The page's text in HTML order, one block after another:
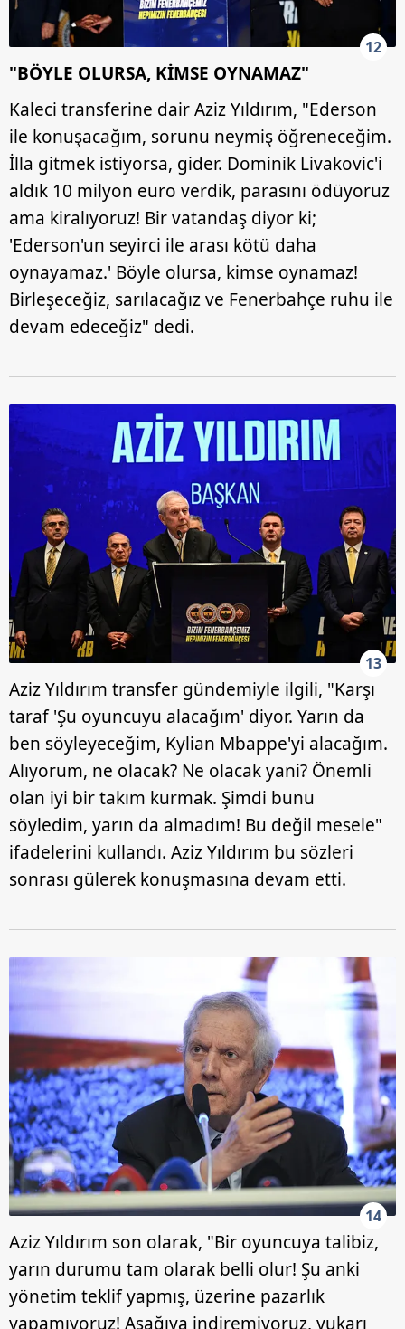
12
"BÖYLE OLURSA, KİMSE OYNAMAZ"
Kaleci transferine dair Aziz Yıldırım, "Ederson
ile konuşacağım, sorunu neymiş öğreneceğim.
İlla gitmek istiyorsa, gider. Dominik Livakovic'i
aldık 10 milyon euro verdik, parasını ödüyoruz
ama kiralıyoruz! Bir vatandaş diyor ki;
'Ederson'un seyirci ile arası kötü daha
oynayamaz.' Böyle olursa, kimse oynamaz!
Birleşeceğiz, sarılacağız ve Fenerbahçe ruhu ile
devam edeceğiz" dedi.
13
Aziz Yıldırım transfer gündemiyle ilgili, "Karşı
taraf 'Şu oyuncuyu alacağım' diyor. Yarın da
ben söyleyeceğim, Kylian Mbappe'yi alacağım.
Alıyorum, ne olacak? Ne olacak yani? Önemli
olan iyi bir takım kurmak. Şimdi bunu
söyledim, yarın da almadım! Bu değil mesele"
ifadelerini kullandı. Aziz Yıldırım bu sözleri
sonrası gülerek konuşmasına devam etti.
14
Aziz Yıldırım son olarak, "Bir oyuncuya talibiz,
yarın durumu tam olarak belli olur! Şu anki
yönetim teklif yapmış, üzerine pazarlık
yapamıyoruz! Aşağıya indiremiyoruz, yukarı